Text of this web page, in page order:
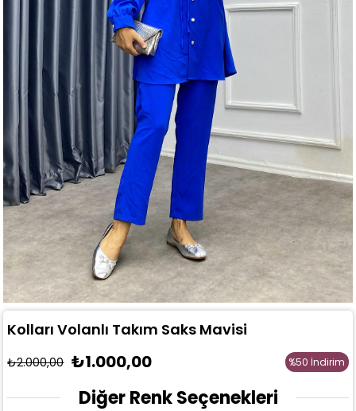
Kolları Volanlı Takım Saks Mavisi
₺2.000,00 ₺1.000,00 %50 İndirim
Diğer Renk Seçenekleri